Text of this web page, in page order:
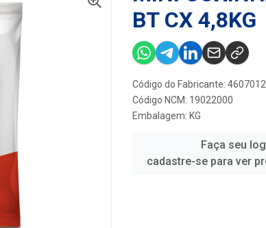
BT CX 4,8KG
Código do Fabricante:
Código NCM: 19022000
Embalagem: KG
Faça seu
cadastre-se para ver